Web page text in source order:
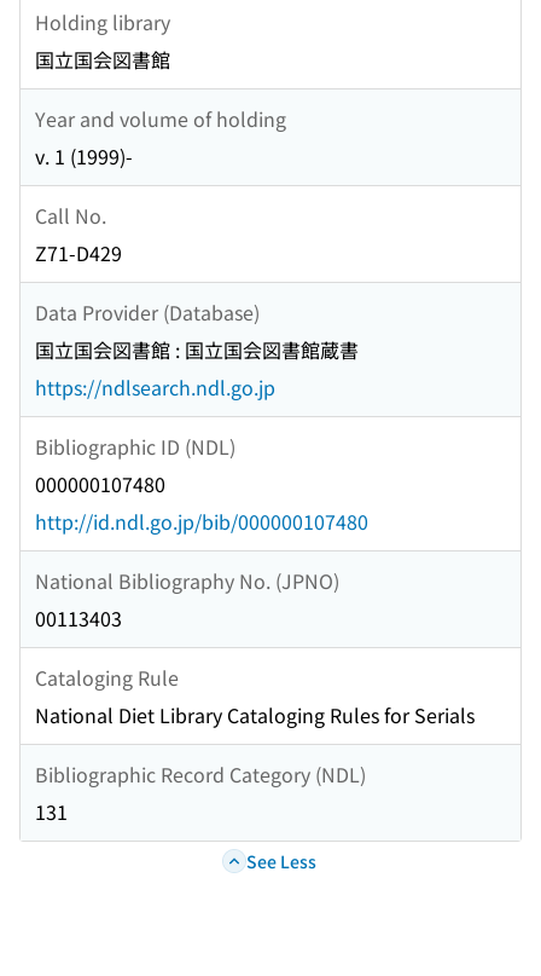
Holding library
国立国会図書館
Year and volume of holding
v. 1 (1999)-
Call No.
Z71-D429
Data Provider (Database)
国立国会図書館 : 国立国会図書館蔵書
https://ndlsearch.ndl.go.jp
Bibliographic ID (NDL)
000000107480
http://id.ndl.go.jp/bib/000000107480
National Bibliography No. (JPNO)
00113403
Cataloging Rule
National Diet Library Cataloging Rules for Serials
Bibliographic Record Category (NDL)
131
See Less